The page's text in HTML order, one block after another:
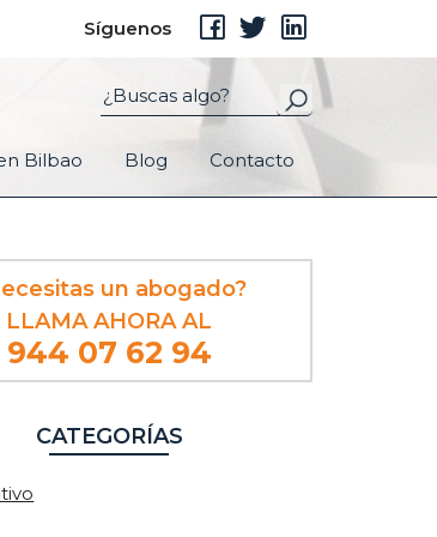
Síguenos
Bilbao Blog Contacto
un abogado?
LLAMA AHORA AL
944 07 62 94
CATEGORÍAS